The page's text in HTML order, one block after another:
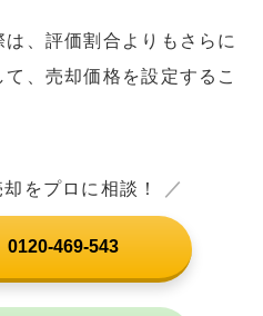
、評価割合よりもさらに
、売却価格を設定するこ
をプロに相談！ ／
0120-469-543